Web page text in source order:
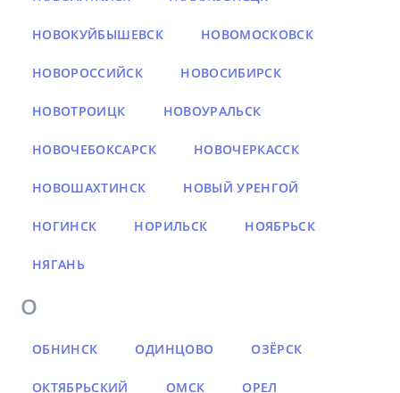
НОВОКУЙБЫШЕВСК НОВОМОСКОВСК
НОВОРОССИЙСК НОВОСИБИРСК
НОВОТРОИЦК НОВОУРАЛЬСК
НОВОЧЕБОКСАРСК НОВОЧЕРКАССК
НОВОШАХТИНСК НОВЫЙ УРЕНГОЙ
НОГИНСК НОРИЛЬСК НОЯБРЬСК
НЯГАНЬ
О
ОБНИНСК ОДИНЦОВО ОЗЁРСК
ОКТЯБРЬСКИЙ ОМСК ОРЕЛ